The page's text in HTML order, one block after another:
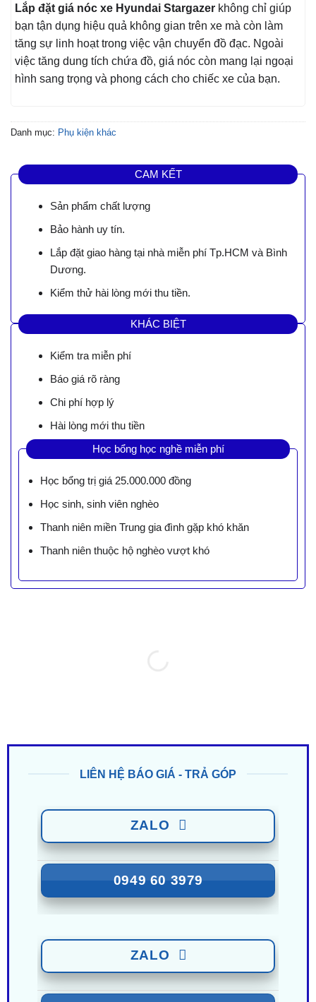
Lắp đặt giá nóc xe Hyundai Stargazer không chỉ giúp
bạn tận dụng hiệu quả không gian trên xe mà còn làm
tăng sự linh hoạt trong việc vận chuyển đồ đạc. Ngoài
việc tăng dung tích chứa đồ, giá nóc còn mang lại ngoại
hình sang trọng và phong cách cho chiếc xe của bạn.
Danh mục: Phụ kiện khác
CAM KẾT
Sản phẩm chất lượng
Bảo hành uy tín.
Lắp đặt giao hàng tại nhà miễn phí Tp.HCM và Bình
Dương.
Kiểm thử hài lòng mới thu tiền.
KHÁC BIỆT
Kiểm tra miễn phí
Báo giá rõ ràng
Chi phí hợp lý
Hài lòng mới thu tiền
Học bổng học nghề miễn phí
Học bổng trị giá 25.000.000 đồng
Học sinh, sinh viên nghèo
Thanh niên miền Trung gia đình gặp khó khăn
Thanh niên thuộc hộ nghèo vượt khó
LIÊN HỆ BÁO GIÁ - TRẢ GÓP
ZALO
0949 60 3979
ZALO